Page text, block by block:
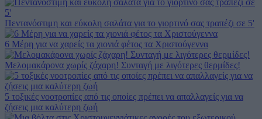
Πεντανόστιμη και εύκολη σαλάτα για το γιορτινό σας τραπέζι σε 5'
6 Μέρη για να χαρείς τα χιονιά φέτος τα Χριστούγεννα
Μελομακάρονα χωρίς ζάχαρη! Συνταγή με λιγότερες θερμίδες!
5 τοξικές νοοτροπίες από τις οποίες πρέπει να απαλλαγείς για να
ζήσεις μια καλύτερη ζωή